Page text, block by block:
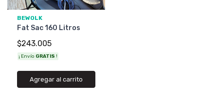
BEWOLK
Fat Sac 160 Litros
$243.005
¡ Envío GRATIS !
Agregar al carrito